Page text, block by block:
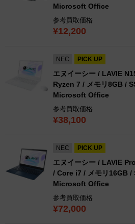
Microsoft Office
参考買取価格
¥12,200
NEC PICK UP
エヌイーシー / LAVIE
Ryzen 7 / メモリ8GB /
Microsoft Office
参考買取価格
¥38,100
NEC PICK UP
エヌイーシー / LAVIE
/ Core i7 / メモリ16GB /
Microsoft Office
参考買取価格
¥72,000